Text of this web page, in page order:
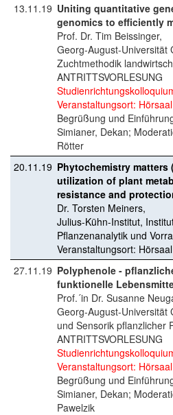
13.11.19 Uniting quantitative
genomics to efficiently
Prof. Dr. Tim Beissinger,
Georg-August-Universität
Zuchtmethodik
ANTRITTSVORLESUNG
Veranstaltungsort:
Begrüßung und
Simianer, Dekan;
Rötter
20.11.19 Phytochemistry matters
utilization of plant
resistance and
Dr. Torsten Meiners,
Julius-Kühn-Institut,
Pflanzenanalytik und
Veranstaltungsort:
27.11.19 Polyphenole -
funktionelle
Prof.´in Dr. Susanne
Georg-August-Universität
und Sensorik pflanzlicher
ANTRITTSVORLESUNG
Veranstaltungsort:
Begrüßung und
Simianer, Dekan;
Pawelzik